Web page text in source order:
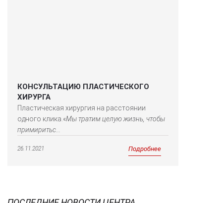
КОНСУЛЬТАЦИЮ ПЛАСТИЧЕСКОГО
ХИРУРГА
Пластическая хирургия на расстоянии
одного клика.«Мы тратим целую жизнь, чтобы
примиритьс...
26.11.2021 Подробнее